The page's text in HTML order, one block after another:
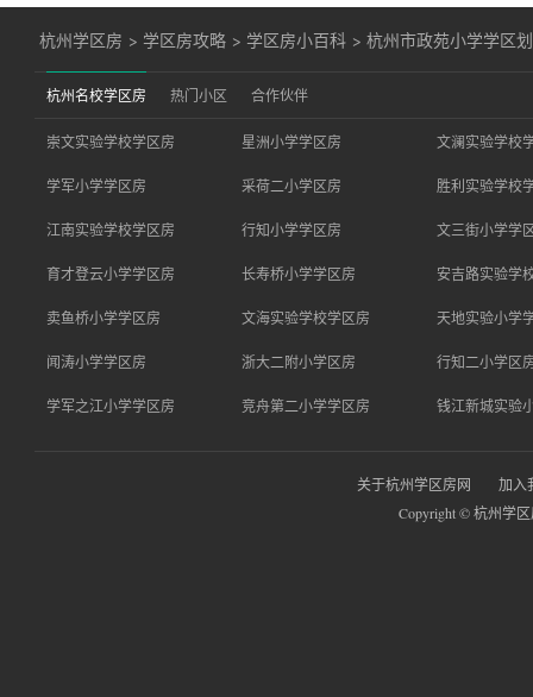
杭州学区房 > 学区房攻略 > 学区房小百科 >杭州市政苑小学学区
杭州名校学区房 热门小区 合作伙伴
崇文实验学校学区房 星洲小学学区房 文澜实验学校
学军小学学区房 采荷二小学区房 胜利实验学校
江南实验学校学区房 行知小学学区房 文三街小学学
育才登云小学学区房 长寿桥小学学区房 安吉路实验学
卖鱼桥小学学区房 文海实验学校学区房 天地实验小学
闻涛小学学区房 浙大二附小学区房 行知二小学区
学军之江小学学区房 竞舟第二小学学区房 钱江新城实验
关于杭州学区房网
加入
Copyright © 杭州学